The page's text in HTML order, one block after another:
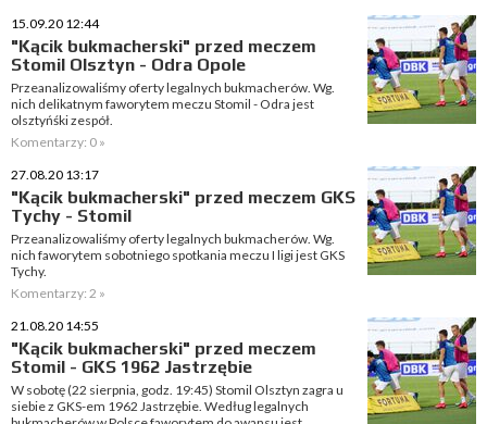
15.09.20 12:44
"Kącik bukmacherski" przed meczem
Stomil Olsztyn - Odra Opole
Przeanalizowaliśmy oferty legalnych bukmacherów. Wg.
nich delikatnym faworytem meczu Stomil - Odra jest
olsztyńśki zespół.
Komentarzy: 0 »
27.08.20 13:17
"Kącik bukmacherski" przed meczem GKS
Tychy - Stomil
Przeanalizowaliśmy oferty legalnych bukmacherów. Wg.
nich faworytem sobotniego spotkania meczu I ligi jest GKS
Tychy.
Komentarzy: 2 »
21.08.20 14:55
"Kącik bukmacherski" przed meczem
Stomil - GKS 1962 Jastrzębie
W sobotę (22 sierpnia, godz. 19:45) Stomil Olsztyn zagra u
siebie z GKS-em 1962 Jastrzębie. Według legalnych